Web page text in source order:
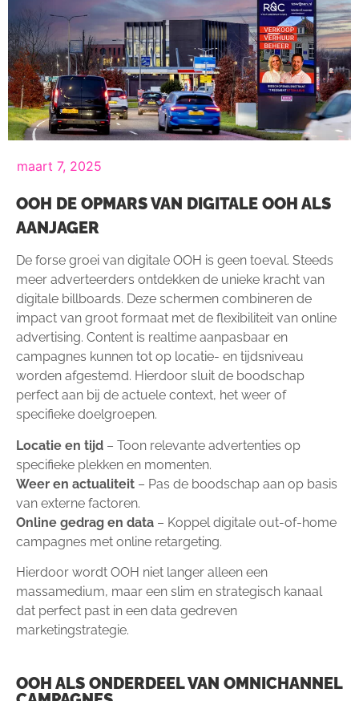
maart 7, 2025
OOH DE OPMARS VAN DIGITALE OOH ALS
AANJAGER
De forse groei van digitale OOH is geen toeval. Steeds
meer adverteerders ontdekken de unieke kracht van
digitale billboards. Deze schermen combineren de
impact van groot formaat met de flexibiliteit van online
advertising. Content is realtime aanpasbaar en
campagnes kunnen tot op locatie- en tijdsniveau
worden afgestemd. Hierdoor sluit de boodschap
perfect aan bij de actuele context, het weer of
specifieke doelgroepen.
Locatie en tijd – Toon relevante advertenties op
specifieke plekken en momenten.
Weer en actualiteit – Pas de boodschap aan op basis
van externe factoren.
Online gedrag en data – Koppel digitale out-of-home
campagnes met online retargeting.
Hierdoor wordt OOH niet langer alleen een
massamedium, maar een slim en strategisch kanaal
dat perfect past in een data gedreven
marketingstrategie.
OOH ALS ONDERDEEL VAN OMNICHANNEL